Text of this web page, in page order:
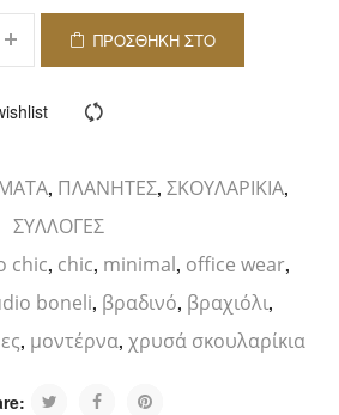
ΠΡΟΣΘΉΚΗ ΣΤΟ
, ΠΛΑΝΗΤΕΣ, ΣΚΟΥΛΑΡΙΚΙΑ,
ΣΥΛΛΟΓΕΣ
chic, chic, minimal, office wear,
boneli, βραδινό, βραχιόλι,
, μοντέρνα, χρυσά σκουλαρίκια